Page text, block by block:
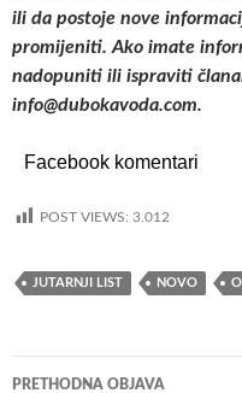
ili da postoje nove
promijeniti. Ako imate
nadopuniti ili ispraviti
info@dubokavoda.com.
Facebook komentari
POST VIEWS: 3.012
JUTARNJI LIST NOVO
PRETHODNA OBJAVA